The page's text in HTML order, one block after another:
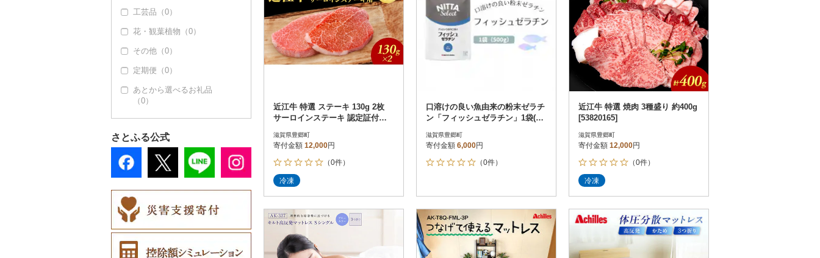
土佐あかうし（0）
佐賀牛（0）
長崎和牛（0）
あか牛（0）
宮崎牛（0）
（0）
（0）
羊羹（0）
饅頭（0）
大福（0）
その他和菓子（0）
缶詰・瓶詰（0）
乾物（0）
燻製（スモーク）
その他加工品（0）
椅子・チェア・ソファ
ア（5）
枕（0）
毛布（0）
タオルケット（0）
その他寝具（53）
文房具・印鑑（0）
食器（0）
キッチン用品（0）
日用品（0）
楽器・器材（0）
（0）
ご当地キャラクター
（0）
ベビー用品（0）
ペット用品（0）
防災グッズ（0）
その他雑貨（0）
鞄・バッグ（0）
洋服（0）
和服（0）
靴・履物（0）
アクセサリー（0）
ショール・ストール
（0）
ネクタイ・ベルト
（0）
マフラー・手袋（0）
その他服飾小物（3）
工芸品（0）
花・観葉植物（0）
その他（0）
定期便（0）
あとから選べるお礼品
（0）
さとふる公式
近江牛 特選 ステーキ 130g 2枚
サーロインステーキ 認定証付き[5
滋賀県豊郷町
寄付金額 12,000円
（0件）
冷凍
口溶けの良い魚由来の粉末ゼラチ
ン「フィッシュゼラチン」1袋(50
滋賀県豊郷町
寄付金額 6,000円
（0件）
近江牛 特選 焼肉 3種盛り 約400g
[53820165]
滋賀県豊郷町
寄付金額 12,000円
（0件）
冷凍